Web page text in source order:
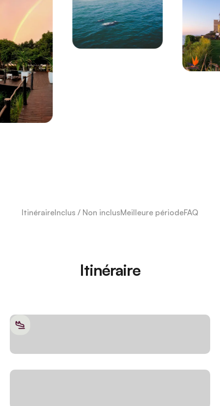
ItinéraireInclus / Non inclusMeilleure périodeFAQ
Itinéraire